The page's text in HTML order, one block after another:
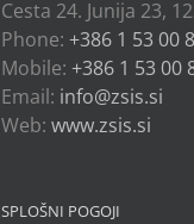
Cesta 24. Junija 23,
Phone: +386 1 53 00
Mobile: +386 1 53 00
Email: info@zsis.si
Web: www.zsis.si
SPLOŠNI POGOJI